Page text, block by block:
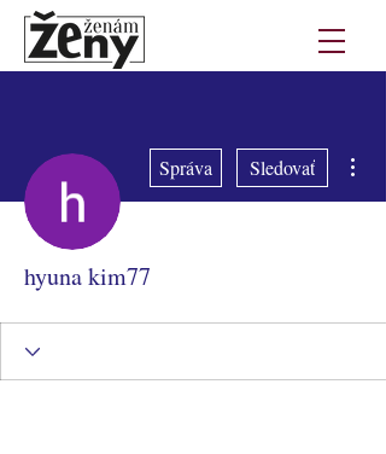
Správa Sledovať
hyuna kim77